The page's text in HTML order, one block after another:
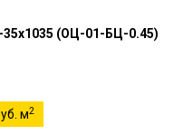
(ОЦ-01-БЦ-0.45)
м2